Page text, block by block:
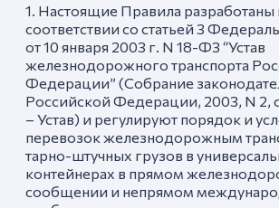
1. Настоящие Правила разработаны
соответствии со статьей 3
от 10 января 2003 г. N 18-ФЗ “Устав
железнодорожного транспорта
Федерации” (Собрание
Российской Федерации, 2003, N 2,
– Устав) и регулируют порядок и
перевозок железнодорожным
тарно-штучных грузов в
контейнерах в прямом
сообщении и непрямом